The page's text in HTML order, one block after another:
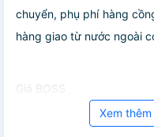
chuyển, phụ phí hàng
hàng giao từ nước ngoài
Giá BOSS
Xem